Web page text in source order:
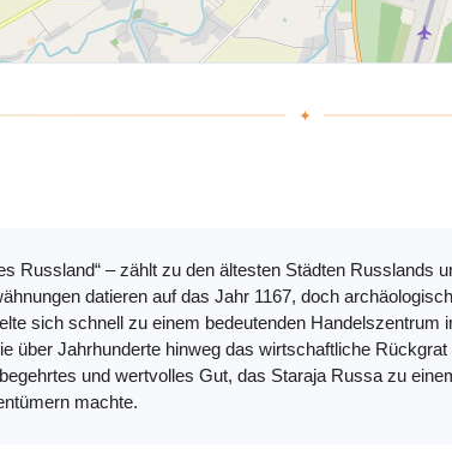
Russland“ – zählt zu den ältesten Städten Russlands
datieren auf das Jahr 1167, doch
sich schnell zu einem bedeutenden
über Jahrhunderte hinweg das wirtschaftliche
und wertvolles Gut, das Staraja Russa zu
machte.